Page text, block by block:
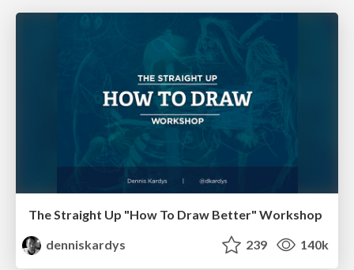
The Straight Up "How To Draw Better" Workshop
denniskardys
239 140k